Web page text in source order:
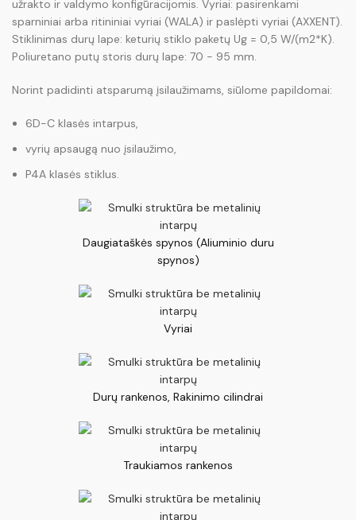
užrakto ir valdymo konfigūracijomis. Vyriai: pasirenkami
sparniniai arba ritininiai vyriai (WALA) ir paslėpti vyriai (AXXENT).
Stiklinimas durų lape: keturių stiklo paketų Ug = 0,5 W/(m2*K).
Poliuretano putų storis durų lape: 70 - 95 mm.
Norint padidinti atsparumą įsilaužimams, siūlome papildomai:
6D-C klasės intarpus,
vyrių apsaugą nuo įsilaužimo,
P4A klasės stiklus.
Daugiataškės spynos (Aliuminio duru
spynos)
Vyriai
Durų rankenos, Rakinimo cilindrai
Traukiamos rankenos